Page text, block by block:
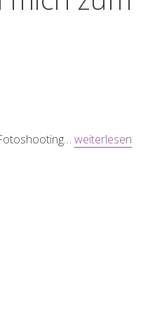
„MCcall s
weiterlesen